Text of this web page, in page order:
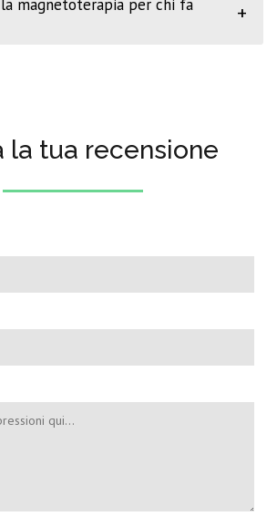
la magnetoterapia per chi fa
+
la tua recensione